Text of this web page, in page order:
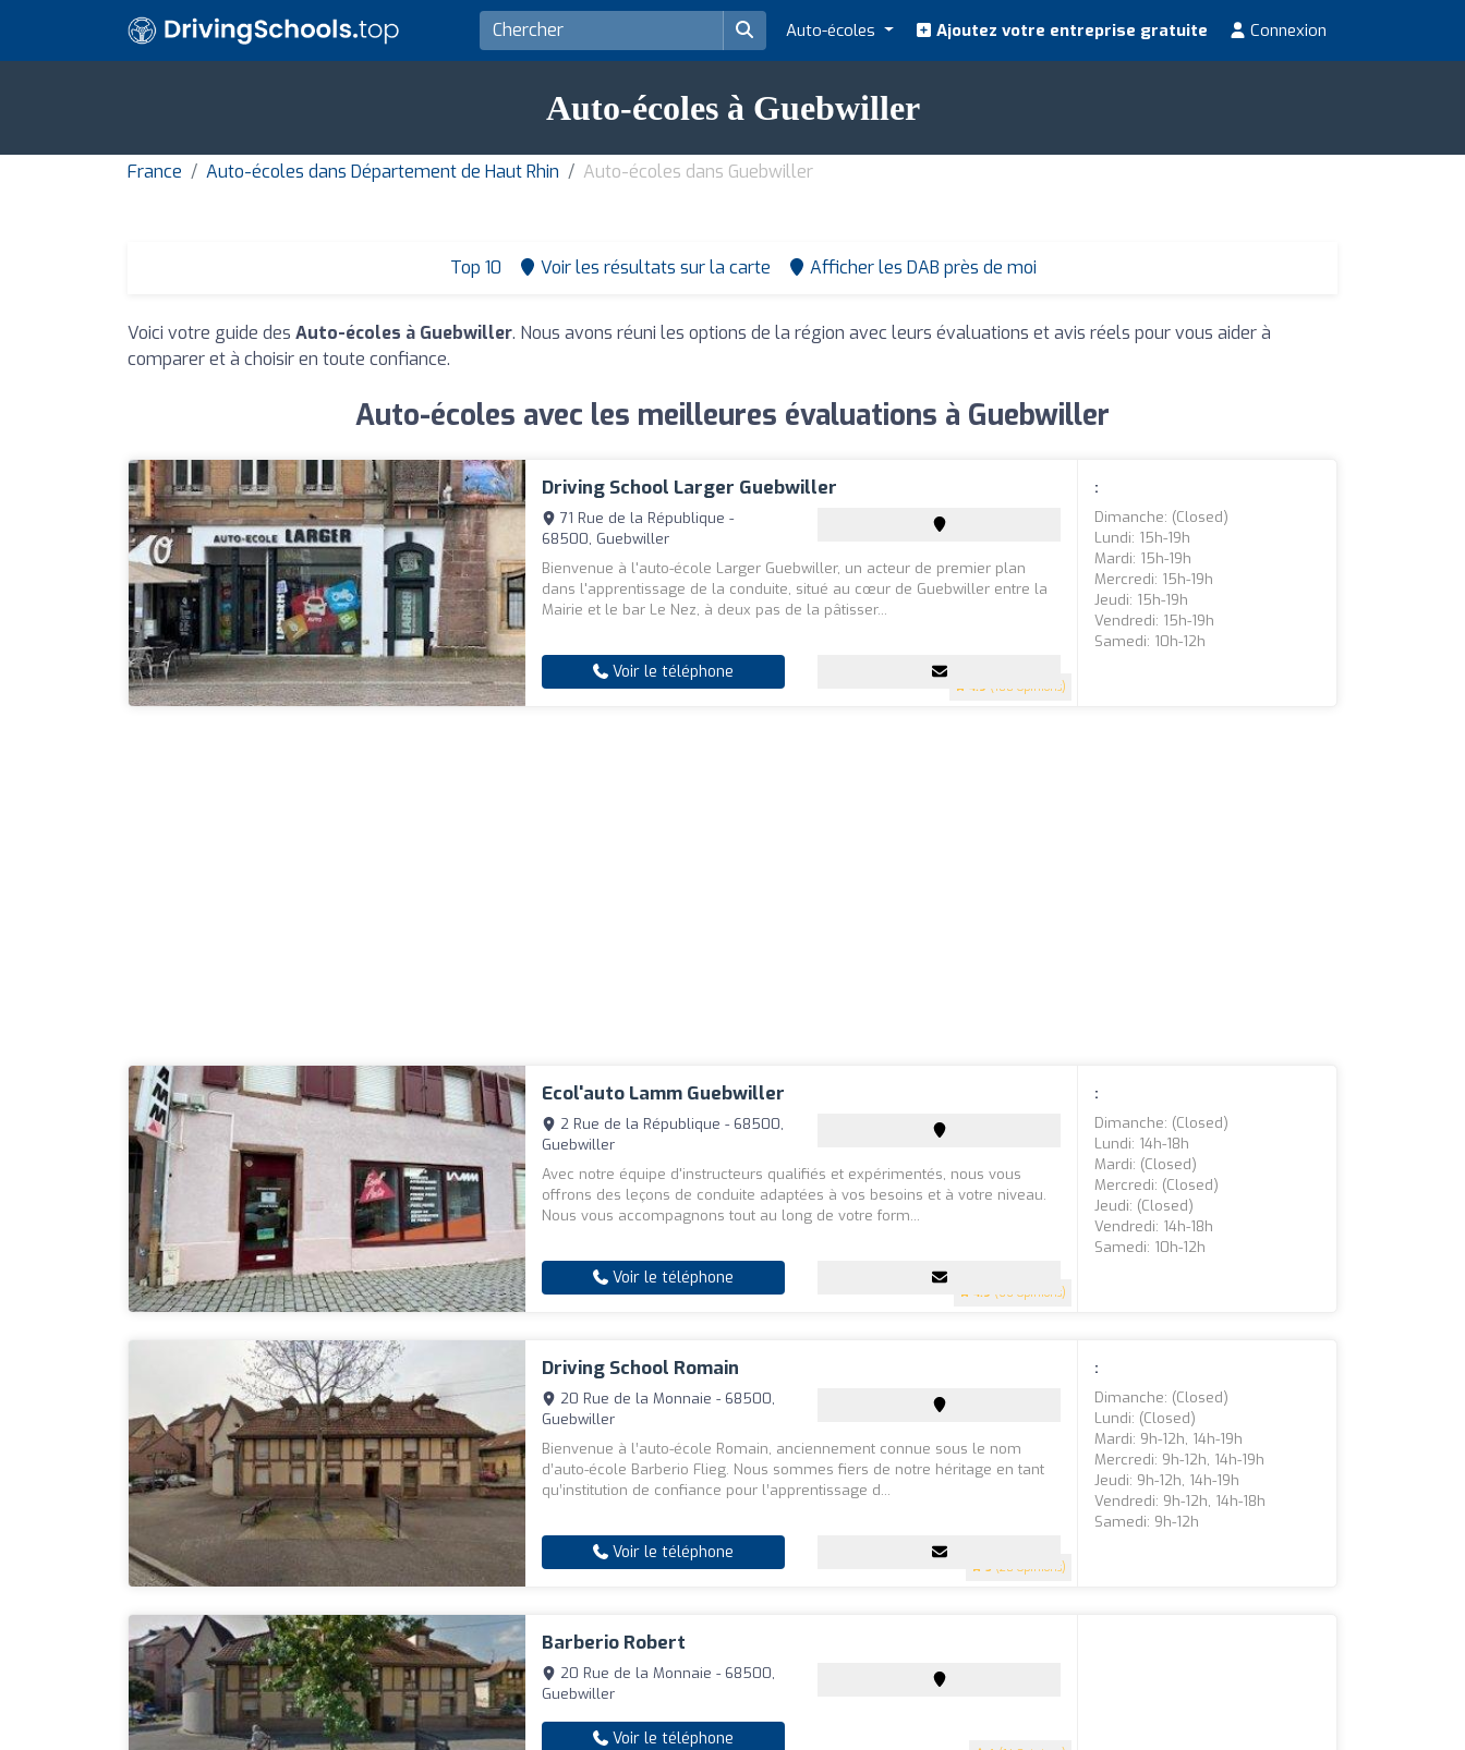
Auto-écoles Ajoutez votre entreprise gratuite Connexion
Auto-écoles à Guebwiller
France Auto-écoles dans Département de Haut Rhin Auto-écoles dans Guebwiller
Top 10 Voir les résultats sur la carte Afficher les DAB près de moi
Voici votre guide des Auto-écoles à Guebwiller. Nous avons réuni les options de la région avec leurs évaluations et avis réels pour vous aider à
comparer et à choisir en toute confiance.
Auto-écoles avec les meilleures évaluations à Guebwiller
Driving School Larger Guebwiller
4.9 (188 Opinions)
71 Rue de la République -
68500, Guebwiller
Bienvenue à l'auto-école Larger Guebwiller, un acteur de premier plan
dans l'apprentissage de la conduite, situé au cœur de Guebwiller entre la
Mairie et le bar Le Nez, à deux pas de la pâtisser...
Voir le téléphone
:
Dimanche: (closed)
Lundi: 15h-19h
Mardi: 15h-19h
Mercredi: 15h-19h
Jeudi: 15h-19h
Vendredi: 15h-19h
Samedi: 10h-12h
Ecol'auto Lamm Guebwiller
4.9 (66 Opinions)
2 Rue de la République - 68500,
Guebwiller
Avec notre équipe d'instructeurs qualifiés et expérimentés, nous vous
offrons des leçons de conduite adaptées à vos besoins et à votre niveau.
Nous vous accompagnons tout au long de votre form...
Voir le téléphone
:
Dimanche: (closed)
Lundi: 14h-18h
Mardi: (closed)
Mercredi: (closed)
Jeudi: (closed)
Vendredi: 14h-18h
Samedi: 10h-12h
Driving School Romain
5 (28 Opinions)
20 Rue de la Monnaie - 68500,
Guebwiller
Bienvenue à l’auto-école Romain, anciennement connue sous le nom
d’auto-école Barberio Flieg. Nous sommes fiers de notre héritage en tant
qu’institution de confiance pour l’apprentissage d...
Voir le téléphone
:
Dimanche: (closed)
Lundi: (closed)
Mardi: 9h-12h, 14h-19h
Mercredi: 9h-12h, 14h-19h
Jeudi: 9h-12h, 14h-19h
Vendredi: 9h-12h, 14h-18h
Samedi: 9h-12h
Barberio Robert
20 Rue de la Monnaie - 68500,
Guebwiller
Voir le téléphone